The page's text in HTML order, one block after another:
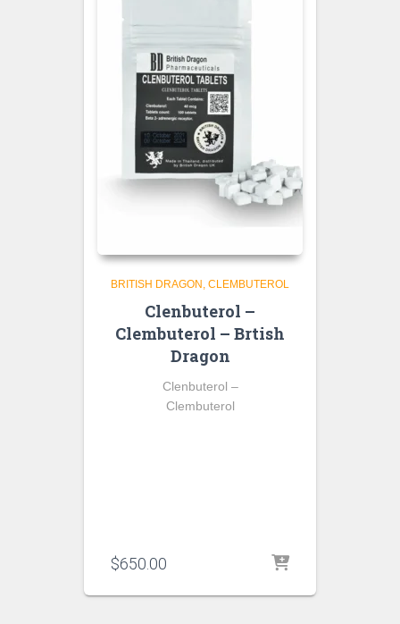
BRITISH DRAGON CLEMBUTEROL
Clenbuterol –
Clembuterol – Brtish
Dragon
Clenbuterol –
Clembuterol
$650.00